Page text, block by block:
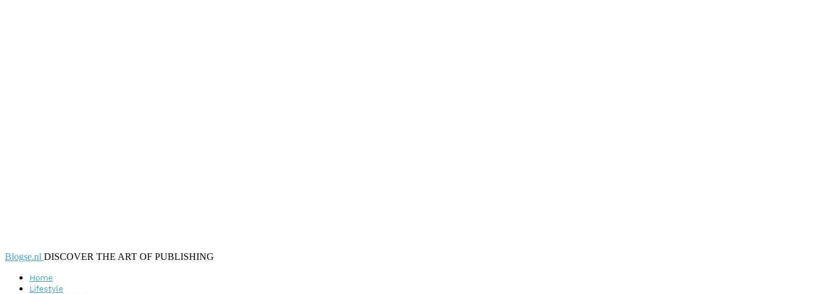
Blogse.nl DISCOVER THE ART OF PUBLISHING
Home
Lifestyle